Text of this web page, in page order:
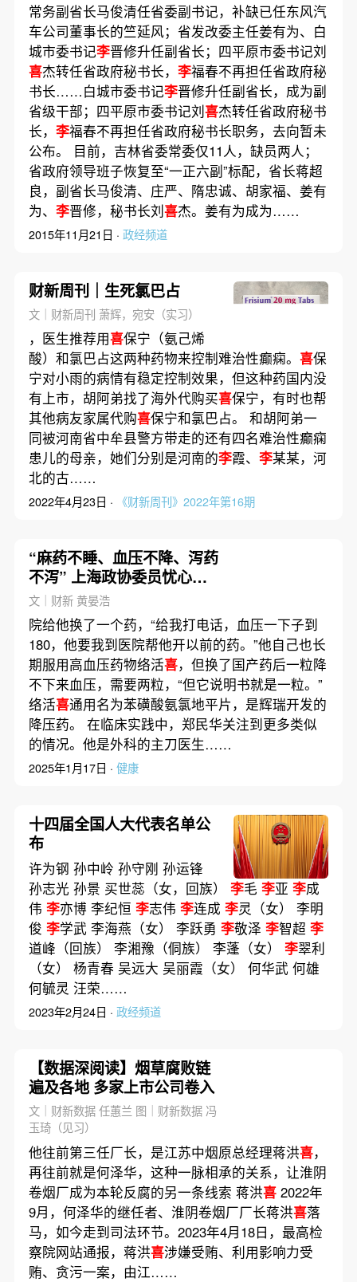
常务副省长马俊清任省委副书记，补缺已任东风汽
车公司董事长的竺延风；省发改委主任姜有为、白
城市委书记李晋修升任副省长；四平原市委书记刘
喜杰转任省政府秘书长， 李福春不再担任省政府秘
书长……白城市委书记李晋修升任副省长，成为副
省级干部；四平原市委书记刘喜杰转任省政府秘书
长， 李福春不再担任省政府秘书长职务，去向暂未
公布。 目前，吉林省委常委仅11人，缺员两人；
省政府领导班子恢复至“一正六副”标配，省长蒋超
良，副省长马俊清、庄严、隋忠诚、胡家福、姜有
为、 李晋修，秘书长刘喜杰。姜有为成为……
2015年11月21日 · 政经频道
财新周刊｜生死氯巴占
文｜财新周刊 萧辉，宛安（实习）
，医生推荐用喜保宁（氨己烯
酸）和氯巴占这两种药物来控制难治性癫痫。 喜保
宁对小雨的病情有稳定控制效果，但这种药国内没
有上市，胡阿弟找了海外代购买喜保宁，有时也帮
其他病友家属代购喜保宁和氯巴占。 和胡阿弟一
同被河南省中牟县警方带走的还有四名难治性癫痫
患儿的母亲，她们分别是河南的李霞、 李某某，河
北的古……
2022年4月23日 · 《财新周刊》2022年第16期
“麻药不睡、血压不降、泻药
不泻” 上海政协委员忧心集
采药物疗效不稳
文｜财新 黄晏浩
院给他换了一个药，“给我打电话，血压一下子到
180，他要我到医院帮他开以前的药。”他自己也长
期服用高血压药物络活喜，但换了国产药后一粒降
不下来血压，需要两粒，“但它说明书就是一粒。”
络活喜通用名为苯磺酸氨氯地平片，是辉瑞开发的
降压药。 在临床实践中，郑民华关注到更多类似
的情况。他是外科的主刀医生……
2025年1月17日 · 健康
十四届全国人大代表名单公
布
许为钢 孙中岭 孙守刚 孙运锋
孙志光 孙景 买世蕊（女，回族） 李毛 李亚 李成
伟 李亦博 李纪恒 李志伟 李连成 李灵（女） 李明
俊 李学武 李海燕（女） 李跃勇 李敬泽 李智超 李
道峰（回族） 李湘豫（侗族） 李蓬（女） 李翠利
（女） 杨青春 吴远大 吴丽霞（女） 何华武 何雄
何毓灵 汪荣……
2023年2月24日 · 政经频道
【数据深阅读】烟草腐败链
遍及各地 多家上市公司卷入
文｜财新数据 任蕙兰 图｜财新数据 冯
玉琦（见习）
他往前第三任厂长，是江苏中烟原总经理蒋洪喜，
再往前就是何泽华，这种一脉相承的关系，让淮阴
卷烟厂成为本轮反腐的另一条线索 蒋洪喜2022年
9月，何泽华的继任者、淮阴卷烟厂厂长蒋洪喜落
马，如今走到司法环节。2023年4月18日，最高检
察院网站通报，蒋洪喜涉嫌受贿、利用影响力受
贿、贪污一案，由江……